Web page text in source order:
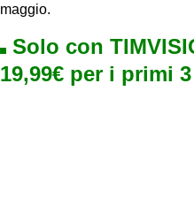
maggio.
Solo con
19,99€ per i primi